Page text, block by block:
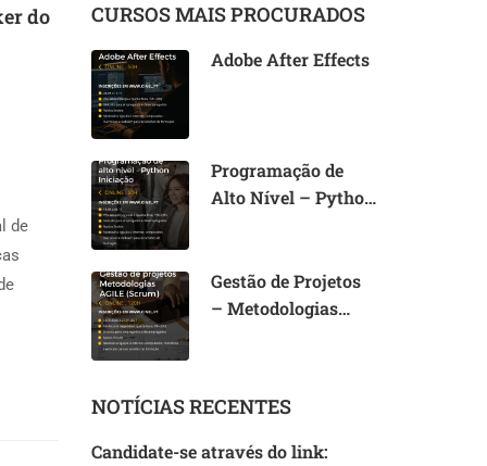
do
de
CURSOS MAIS PROCURADOS
Adobe After Effects
Programação de
Alto Nível – Python
Gestão de Projetos
– Metodologias
NOTÍCIAS RECENTES
Candidate-se através do link: